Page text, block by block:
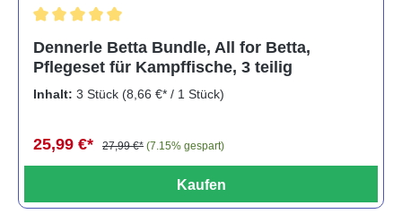
Dennerle Betta Bundle, All for Betta,
Pflegeset für Kampffische, 3 teilig
Inhalt: 3 Stück (8,66 €* / 1 Stück)
25,99 €* 27,99 €* (7.15% gespart)
Kaufen